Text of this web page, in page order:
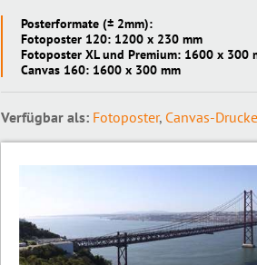
Posterformate (± 2mm):
Fotoposter 120: 1200 x 230 mm
Fotoposter XL und Premium: 1600 x 300
Canvas 160: 1600 x 300 mm
Verfügbar als: Fotoposter, Canvas-Drucke